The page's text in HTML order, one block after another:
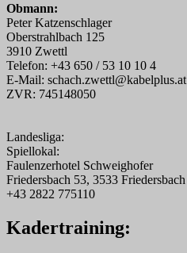
Obmann:
Peter Katzenschlager
Oberstrahlbach 125
3910 Zwettl
Telefon: +43 650 / 53 10 10 4
E-Mail: schach.zwettl@kabelplus.at
ZVR: 745148050
Landesliga:
Spiellokal:
Faulenzerhotel Schweighofer
Friedersbach 53, 3533 Friedersbach
+43 2822 775110
Kadertraining: